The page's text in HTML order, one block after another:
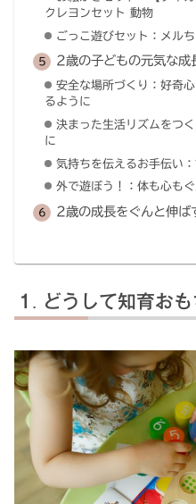
クレヨンセット 動物
ごっこ遊びセット：メル
2歳の子どもの元気な成
安全な場所づくり：好奇
るように
決まった生活リズムをつ
に
気持ちを伝えるお手伝い
外で遊ぼう！：体も心も
2歳の成長をぐんと伸ば
どうして知育お